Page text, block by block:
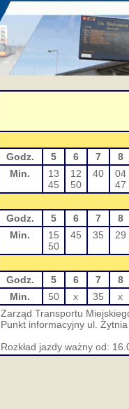
Godz.
5 6 7 8
Min.
13
45
12
50
40
04
47
Godz.
5 6 7 8
Min.
15
50
45 35 29
Godz.
5 6 7 8
Min.
50 x 35 x
Zarząd Transportu
Punkt informacyjny ul.
Rozkład jazdy ważny od: